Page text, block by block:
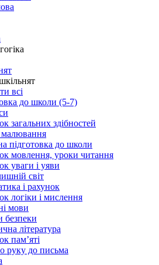
всі
до школи (5-7)
загальних здібностей
підготовка до школи
мовлення, уроки читання
уваги і уяви
світ
і рахунок
логіки і мислення
мови
безпеки
література
пам’яті
руку до письма